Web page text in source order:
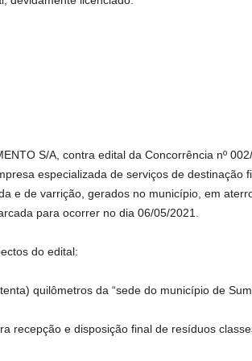
S/A, contra edital da Concorrência nº
especializada de serviços de destinação
e de varrição, gerados no município, em
para ocorrer no dia 06/05/2021.
do edital:
quilômetros da “sede do município de
recepção e disposição final de resíduos